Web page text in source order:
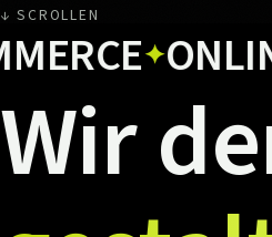
↓ SCROLLEN
✦ONLINE-
Wir